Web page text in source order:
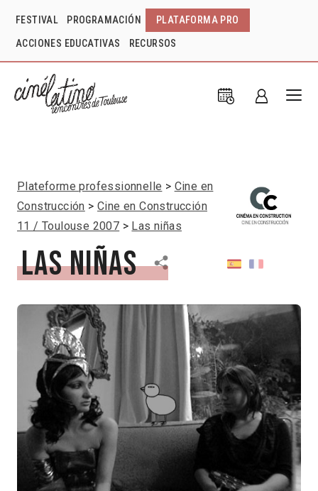
FESTIVAL PROGRAMACIÓN PLATAFORMA PRO
ACCIONES EDUCATIVAS RECURSOS
Plateforme professionnelle
Cine en
Construcción
Cine en Construcción
11 / Toulouse 2007
Las niñas
Las niñas